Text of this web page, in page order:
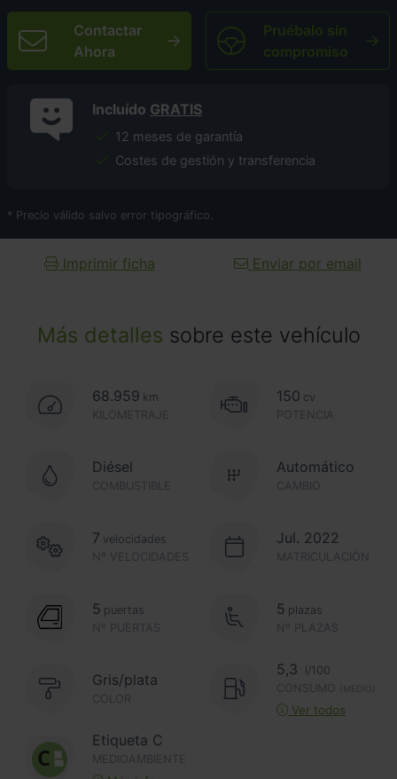
Más detalles sobre este vehículo
68.959 km
KILOMETRAJE
150 cv
POTENCIA
Diésel
COMBUSTIBLE CAMBIO
Automático
Nº VELOCIDADES
7 velocidades Jul. 2022
MATRICULACIÓN
Nº PUERTAS
5 puertas
Nº PLAZAS
5 plazas
Gris/plata
COLOR
5,3
l/100
CONSUMO
(MEDIO)
Ver todos
Etiqueta C
MEDIOAMBIENTE
Contactar
Ahora
Pruébalo sin
compromiso
Incluído GRATIS
12 meses de garantía
Costes de gestión y transferencia
* Precio válido salvo error tipográfico.
Imprimir ficha Enviar por email